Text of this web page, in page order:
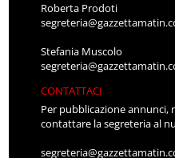
Roberta Prodoti
Stefania Muscolo
CONTATTACI
Per pubblicazione annunci,
contattare la segreteria al